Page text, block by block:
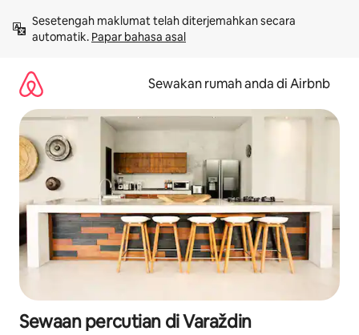
kandungan
Sesetengah maklumat telah diterjemahkan secara
automatik. Papar bahasa asal
Sewakan rumah anda di Airbnb
Sewaan percutian di Varaždin